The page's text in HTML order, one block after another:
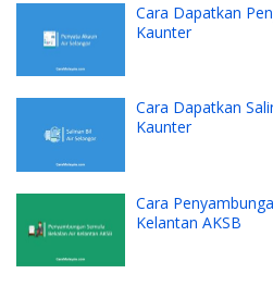
Cara Dapatkan
Kaunter
Cara Dapatkan
Kaunter
Cara
Kelantan AKSB